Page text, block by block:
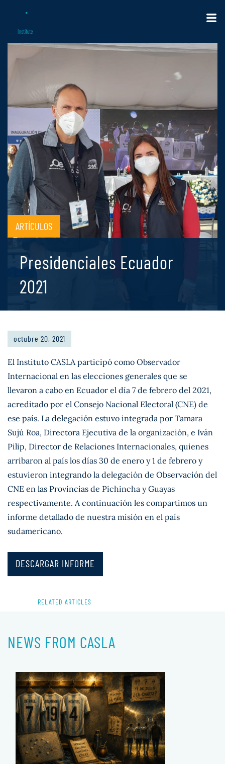
ARTÍCULOS
Presidenciales Ecuador
2021
octubre 20, 2021
El Instituto CASLA participó como Observador
Internacional en las elecciones generales que se
llevaron a cabo en Ecuador el día 7 de febrero del 2021,
acreditado por el Consejo Nacional Electoral (CNE) de
ese país. La delegación estuvo integrada por Tamara
Sujú Roa, Directora Ejecutiva de la organización, e Iván
Pilip, Director de Relaciones Internacionales, quienes
arribaron al país los días 30 de enero y 1 de febrero y
estuvieron integrando la delegación de Observación del
CNE en las Provincias de Pichincha y Guayas
respectivamente. A continuación les compartimos un
informe detallado de nuestra misión en el país
sudamericano.
DESCARGAR INFORME
RELATED ARTICLES
NEWS FROM CASLA